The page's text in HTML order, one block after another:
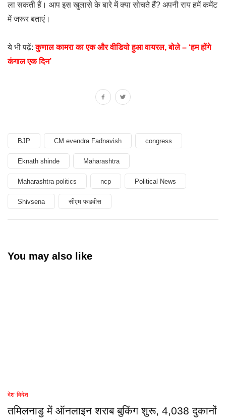
ला सकती हैं। आप इस खुलासे के बारे में क्या सोचते हैं? अपनी राय हमें कमेंट
में जरूर बताएं।
ये भी पढ़ें:कुणाल कामरा का एक और वीडियो हुआ वायरल, बोले – ‘हम होंगे
कंगाल एक दिन’
BJP CM evendra Fadnavish congress
Eknath shinde Maharashtra
Maharashtra politics ncp Political News
Shivsena सीएम फडवीस
You may also like
देश-विदेश
तमिलनाडु में ऑनलाइन शराब बुकिंग शुरू, 4,038 दुकानों